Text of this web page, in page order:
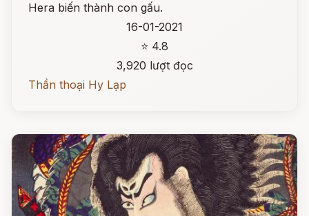
Hera biến thành con gấu.
16-01-2021
⭐ 4.8
3,920 lượt đọc
Thần thoại Hy Lạp